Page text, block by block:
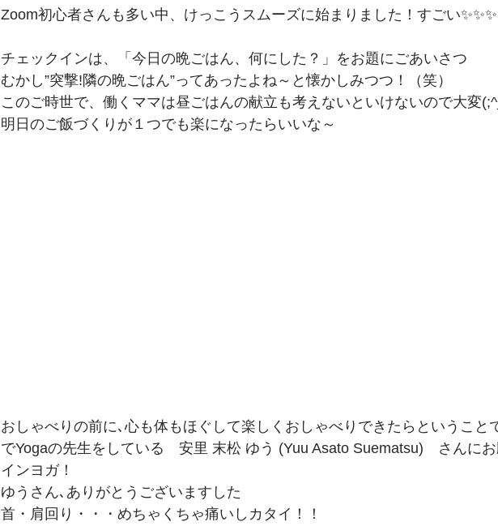
Zoom初心者さんも多い中、けっこうスムーズに始まりました！すごい✨✨✨
チェックインは、「今日の晩ごはん、何にした？」をお題にごあいさつ
むかし”突撃!隣の晩ごはん”ってあったよね～と懐かしみつつ！（笑）
このご時世で、働くママは昼ごはんの献立も考えないといけないので大変
明日のご飯づくりが１つでも楽になったらいいな～
おしゃべりの前に､心も体もほぐして楽しくおしゃべりできたらということ
でYogaの先生をしている　安里 末松 ゆう (Yuu Asato Suematsu)　さんに
インヨガ！
ゆうさん､ありがとうございますした
首・肩回り・・・めちゃくちゃ痛いしカタイ！！